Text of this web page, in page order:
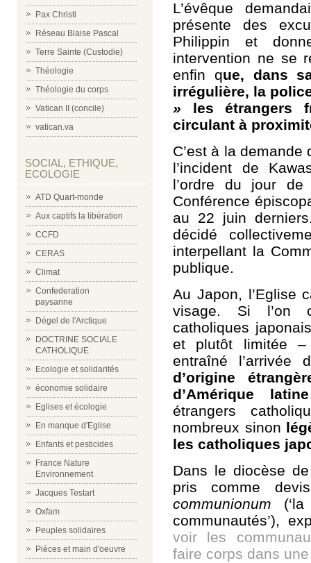
Pax Christi
Réseau Blaise Pascal
Terre Sainte (Custodie)
Théologie
Théologie du corps
Vatican II (concile)
vatican.va
SOCIAL, ETHIQUE,
ECOLOGIE
ATD Quart-monde
Aux captifs la libération
CCFD
CERAS
Climat
Confederation
paysanne
Dégel de l'Arctique
DOCTRINE SOCIALE
CATHOLIQUE
Ecologie et solidarités
économie solidaire
Eglises et écologie
En manque d'Eglise
Enfants et pesticides
France Nature
Environnement
Jacques Testart
Oxfam
Peuples solidaires
Pièces et main d'oeuvre
L’évêque
présente des
Philippin et
intervention ne se
enfin que, dans
irrégulière, la
» les étrangers
circulant à
C’est à la demande
l’incident de
l’ordre du jour de
Conférence
au 22 juin
décidé
interpellant la
publique.
Au Japon, l’Eglise
visage. Si l’on
catholiques
et plutôt limitée –
entraîné
d’origine
d’Amérique
étrangers
nombreux sinon
les catholiques
Dans le diocèse
pris comme
communionum
communautés’),
voir les
faire corps dans une